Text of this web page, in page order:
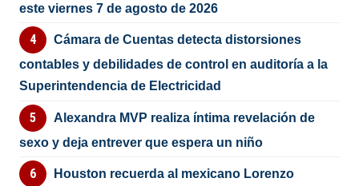
este viernes 7 de agosto de 2026
Cámara de Cuentas detecta distorsiones
contables y debilidades de control en auditoría a la
Superintendencia de Electricidad
Alexandra MVP realiza íntima revelación de
sexo y deja entrever que espera un niño
Houston recuerda al mexicano Lorenzo